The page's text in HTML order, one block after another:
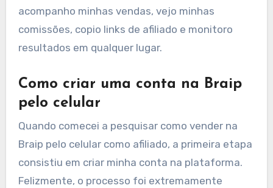
acompanho minhas vendas, vejo minhas
comissões, copio links de afiliado e monitoro
resultados em qualquer lugar.
Como criar uma conta na Braip
pelo celular
Quando comecei a pesquisar como vender na
Braip pelo celular como afiliado, a primeira etapa
consistiu em criar minha conta na plataforma.
Felizmente, o processo foi extremamente